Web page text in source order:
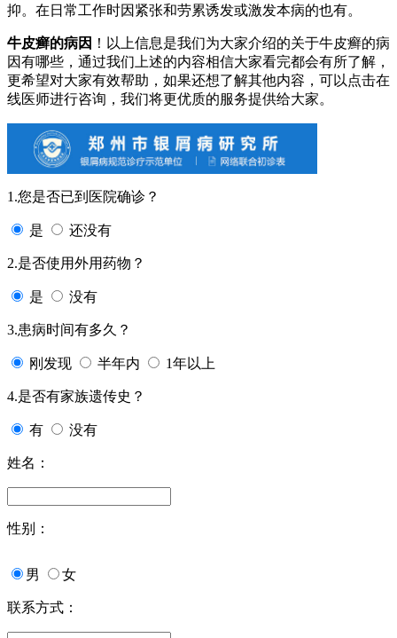
抑。在日常工作时因紧张和劳累诱发或激发本病的也有。
牛皮癣的病因 ！以上信息是我们为大家介绍的关于牛皮癣的病
因有哪些，通过我们上述的内容相信大家看完都会有所了解，
更希望对大家有效帮助，如果还想了解其他内容，可以点击在
线医师进行咨询，我们将更优质的服务提供给大家。
1.您是否已到医院确诊？
是 还没有
2.是否使用外用药物？
是 没有
3.患病时间有多久？
刚发现 半年内 1年以上
4.是否有家族遗传史？
有 没有
姓名：
性别：
男 女
联系方式：